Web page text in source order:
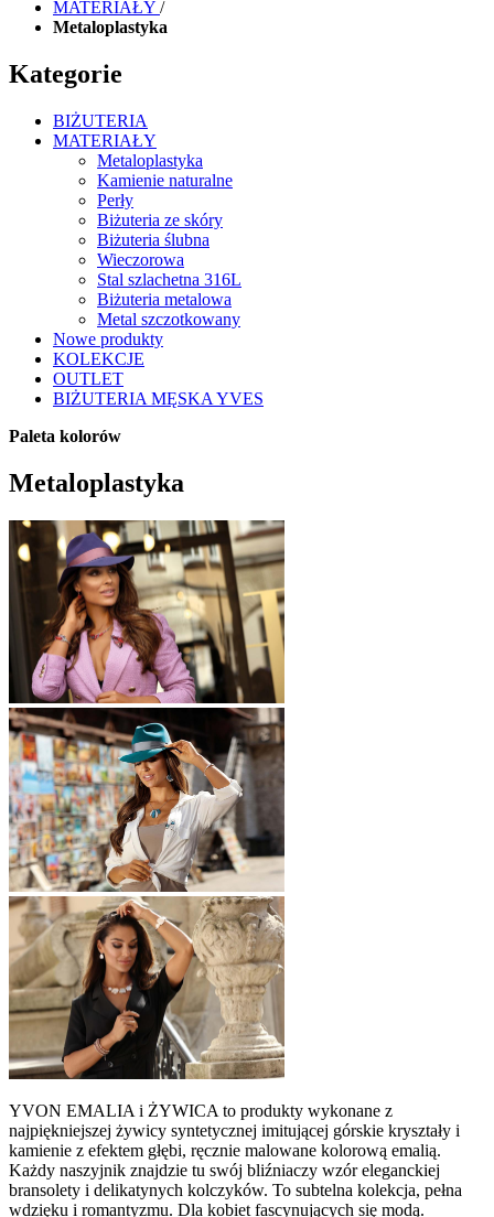
MATERIAŁY /
Metaloplastyka
Kategorie
BIŻUTERIA
MATERIAŁY
Metaloplastyka
Kamienie naturalne
Perły
Biżuteria ze skóry
Biżuteria ślubna
Wieczorowa
Stal szlachetna 316L
Biżuteria metalowa
Metal szczotkowany
Nowe produkty
KOLEKCJE
OUTLET
BIŻUTERIA MĘSKA YVES
Paleta kolorów
Metaloplastyka
YVON EMALIA i ŻYWICA to produkty wykonane z
najpiękniejszej żywicy syntetycznej imitującej górskie kryształy i
kamienie z efektem głębi, ręcznie malowane kolorową emalią.
Każdy naszyjnik znajdzie tu swój bliźniaczy wzór eleganckiej
bransolety i delikatynych kolczyków. To subtelna kolekcja, pełna
wdzięku i romantyzmu. Dla kobiet fascynujących się modą.